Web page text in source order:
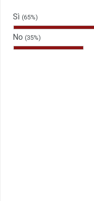
Sì (65%)
No (35%)